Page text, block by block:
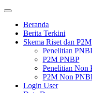
Beranda
Berita Terkini
Skema Riset dan P2M
Penelitian
P2M PNBP
Penelitian Non
P2M Non
Login User